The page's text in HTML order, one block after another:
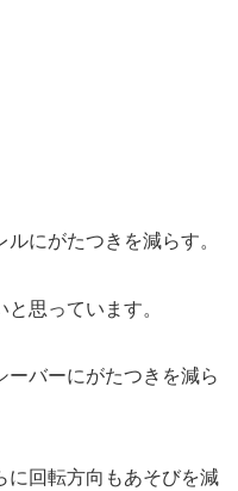
にがたつきを減らす。
思っています。
ーバーにがたつきを減ら
に回転方向もあそびを減